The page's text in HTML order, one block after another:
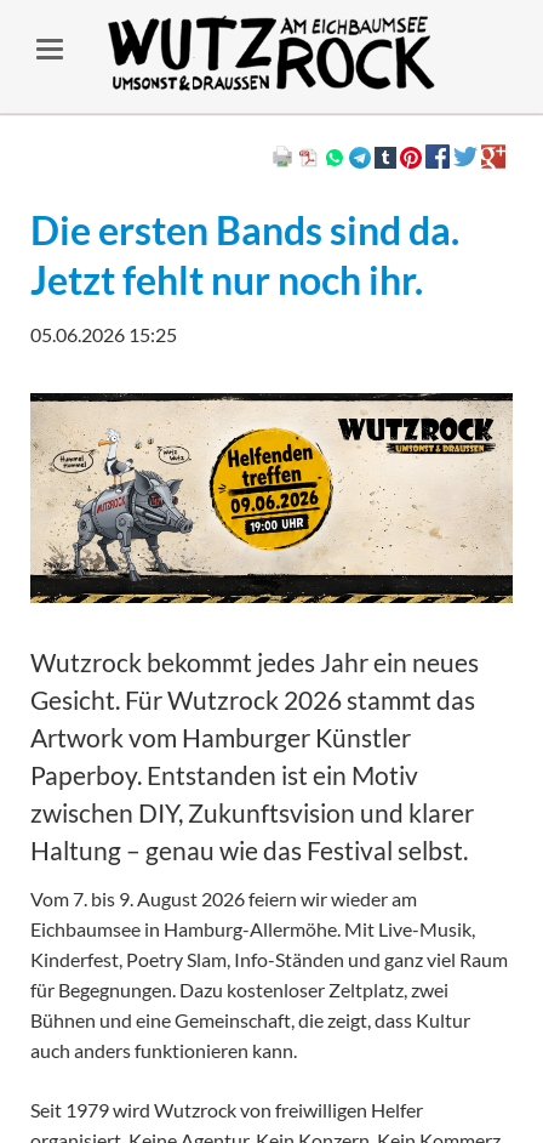
Die ersten Bands sind da.
Jetzt fehlt nur noch ihr.
05.06.2026 15:25
Wutzrock bekommt jedes Jahr ein neues
Gesicht. Für Wutzrock 2026 stammt das
Artwork vom Hamburger Künstler
Paperboy. Entstanden ist ein Motiv
zwischen DIY, Zukunftsvision und klarer
Haltung – genau wie das Festival selbst.
Vom 7. bis 9. August 2026 feiern wir wieder am
Eichbaumsee in Hamburg-Allermöhe. Mit Live-Musik,
Kinderfest, Poetry Slam, Info-Ständen und ganz viel Raum
für Begegnungen. Dazu kostenloser Zeltplatz, zwei
Bühnen und eine Gemeinschaft, die zeigt, dass Kultur
auch anders funktionieren kann.
Seit 1979 wird Wutzrock von freiwilligen Helfer